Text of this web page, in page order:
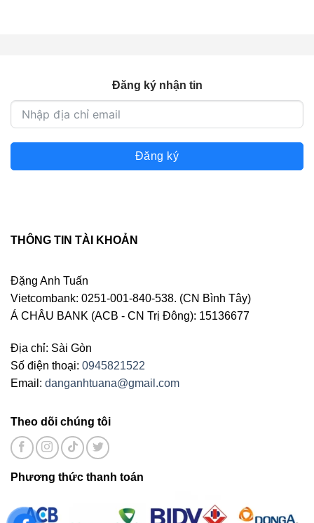
Đăng ký nhận tin
Đăng ký
THÔNG TIN TÀI KHOẢN
Đặng Anh Tuấn
Vietcombank: 0251-001-840-538. (CN Bình Tây)
Á CHÂU BANK (ACB - CN Trị Đông): 15136677
Địa chỉ: Sài Gòn
Số điện thoại: 0945821522
Email: danganhtuana@gmail.com
Theo dõi chúng tôi
Phương thức thanh toán